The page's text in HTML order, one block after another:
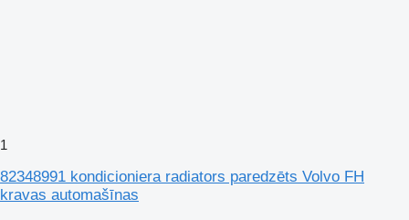
1
82348991 kondicioniera radiators paredzēts Volvo FH
kravas automašīnas